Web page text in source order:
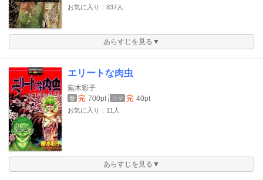
お気に入り：837人
あらすじを見る▼
エリートな肉虫
蕪木彩子
巻 完 700pt コマ 完 40pt
お気に入り：11人
あらすじを見る▼